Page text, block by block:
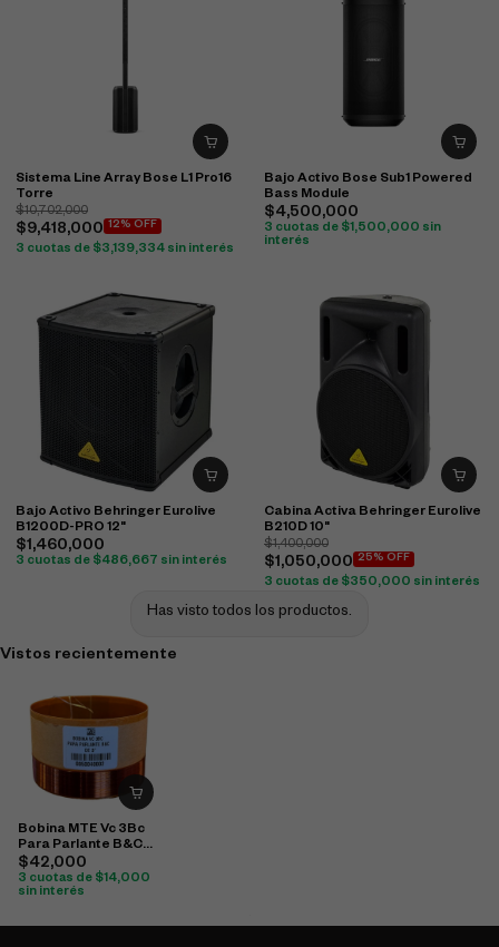
Sistema Line Array Bose L1 Pro16
Torre
$10,702,000
$9,418,000 12% OFF
3 cuotas de $3,139,334 sin interés
Bajo Activo Bose Sub1 Powered
Bass Module
$4,500,000
3 cuotas de $1,500,000 sin
interés
Bajo Activo Behringer Eurolive
B1200D-PRO 12"
$1,460,000
3 cuotas de $486,667 sin interés
Cabina Activa Behringer Eurolive
B210D 10"
$1,400,000
$1,050,000 25% OFF
3 cuotas de $350,000 sin interés
Has visto todos los productos.
Vistos recientemente
Bobina MTE Vc 3Bc
Para Parlante B&C
De 3
$42,000
3 cuotas de $14,000
sin interés